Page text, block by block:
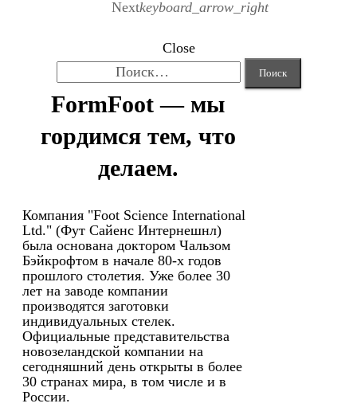
Nextkeyboard_arrow_right
Close
FormFoot — мы
гордимся тем, что
делаем.
Компания "Foot Science International
Ltd." (Фут Сайенс Интернешнл)
была основана доктором Чальзом
Бэйкрофтом в начале 80-х годов
прошлого столетия. Уже более 30
лет на заводе компании
производятся заготовки
индивидуальных стелек.
Официальные представительства
новозеландской компании на
сегодняшний день открыты в более
30 странах мира, в том числе и в
России.